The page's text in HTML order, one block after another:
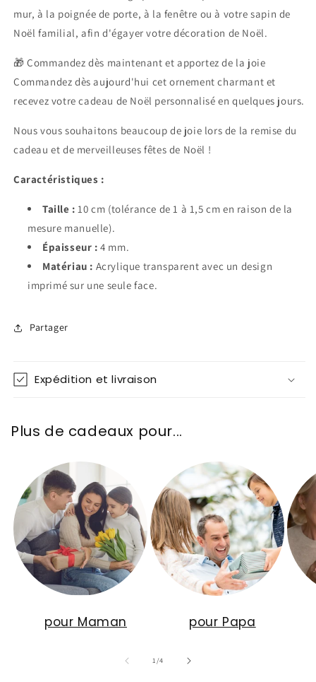
mur, à la poignée de porte, à la fenêtre ou à votre sapin de
Noël familial, afin d'égayer votre décoration de Noël.
🎁 Commandez dès maintenant et apportez de la joie
Commandez dès aujourd'hui cet ornement charmant et
recevez votre cadeau de Noël personnalisé en quelques jours.
Nous vous souhaitons beaucoup de joie lors de la remise du
cadeau et de merveilleuses fêtes de Noël !
Caractéristiques :
Taille : 10 cm (tolérance de 1 à 1,5 cm en raison de la
mesure manuelle).
Épaisseur : 4 mm.
Matériau : Acrylique transparent avec un design
imprimé sur une seule face.
Partager
Expédition et livraison
Plus de cadeaux pour...
pour Maman pour Papa
1/de
4